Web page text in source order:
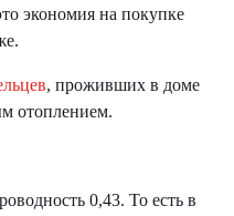
экономия на покупке
, проживших в доме
отоплением.
0,43. То есть в